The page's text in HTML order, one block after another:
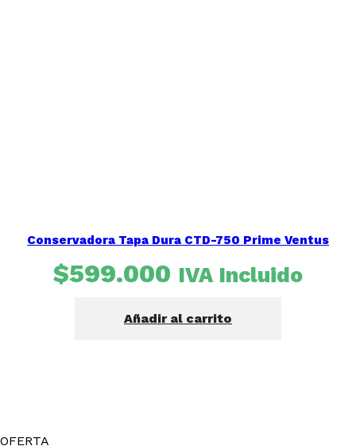
Conservadora Tapa Dura CTD-750 Prime Ventus
$599.000 IVA Incluido
Añadir al carrito
OFERTA